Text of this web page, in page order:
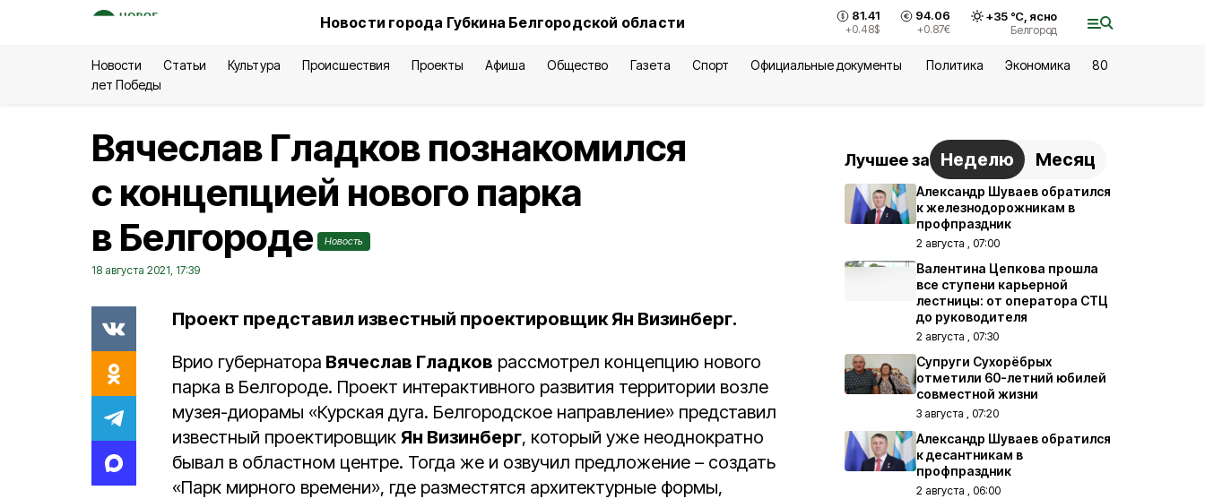
Новости города Губкина Белгородской области 81.41
+0.48$
94.06
+0.87€
+35°С, ясно
Белгород
Новости Статьи Культура Происшествия Проекты Афиша Общество Газета Спорт Официальные документы Политика Экономика
80
лет Победы
Вячеслав Гладков познакомился
с концепцией нового парка
в Белгороде
Новость
18 августа 2021, 17:39
Проект представил известный проектировщик Ян Визинберг.
Врио губернатора Вячеслав Гладков рассмотрел концепцию нового
парка в Белгороде. Проект интерактивного развития территории возле
музея-диорамы «Курская дуга. Белгородское направление» представил
известный проектировщик Ян Визинберг, который уже неоднократно
бывал в областном центре. Тогда же и озвучил предложение – создать
«Парк мирного времени», где разместятся архитектурные формы,
Лучшее за Неделю Месяц
Александр Шуваев обратился
к железнодорожникам в
профпраздник
2 августа , 07:00
Валентина Цепкова прошла
все ступени карьерной
лестницы: от оператора СТЦ
до руководителя
2 августа , 07:30
Супруги Сухорёбрых
отметили 60-летний юбилей
совместной жизни
3 августа , 07:20
Александр Шуваев обратился
к десантникам в
профпраздник
2 августа , 06:00